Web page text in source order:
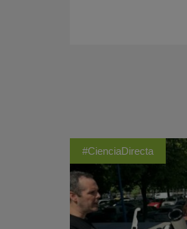
#CienciaDirecta